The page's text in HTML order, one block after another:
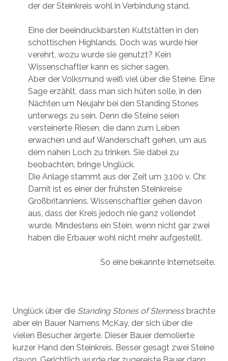
der der Steinkreis wohl in Verbindung stand.
Eine der beeindruckbarsten Kultstätten in den
schottischen Highlands. Doch was wurde hier
verehrt, wozu wurde sie genutzt? Kein
Wissenschaftler kann es sicher sagen.
Aber der Volksmund weiß viel über die Steine. Eine
Sage erzählt, dass man sich hüten solle, in den
Nächten um Neujahr bei den Standing Stones
unterwegs zu sein. Denn die Steine seien
versteinerte Riesen, die dann zum Leben
erwachen und auf Wanderschaft gehen, um aus
dem nahen Loch zu trinken. Sie dabei zu
beobachten, bringe Unglück.
Die Anlage stammt aus der Zeit um 3.100 v. Chr.
Damit ist es einer der frühsten Steinkreise
Großbritanniens. Wissenschaftler gehen davon
aus, dass der Kreis jedoch nie ganz vollendet
wurde. Mindestens ein Stein, wenn nicht gar zwei
haben die Erbauer wohl nicht mehr aufgestellt.
So eine bekannte Internetseite.
Unglück über die Standing Stones of Stennessbrachte
aber ein Bauer Namens McKay, der sich über die
vielen Besucher ärgerte. Dieser Bauer demolierte
kurzer Hand den Steinkreis. Besser gesagt zwei Steine